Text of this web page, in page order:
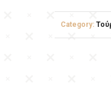
Category: